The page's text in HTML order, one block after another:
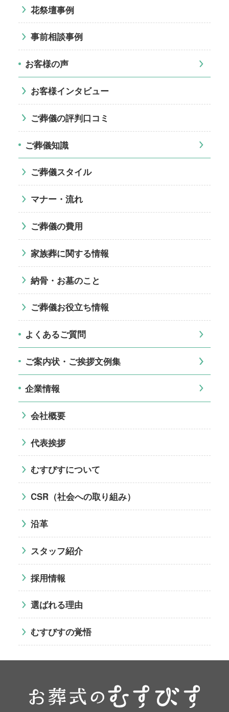
花祭壇事例
事前相談事例
お客様の声
お客様インタビュー
ご葬儀の評判口コミ
ご葬儀知識
ご葬儀スタイル
マナー・流れ
ご葬儀の費用
家族葬に関する情報
納骨・お墓のこと
ご葬儀お役立ち情報
よくあるご質問
ご案内状・ご挨拶文例集
企業情報
会社概要
代表挨拶
むすびすについて
CSR（社会への取り組み）
沿革
スタッフ紹介
採用情報
選ばれる理由
むすびすの覚悟